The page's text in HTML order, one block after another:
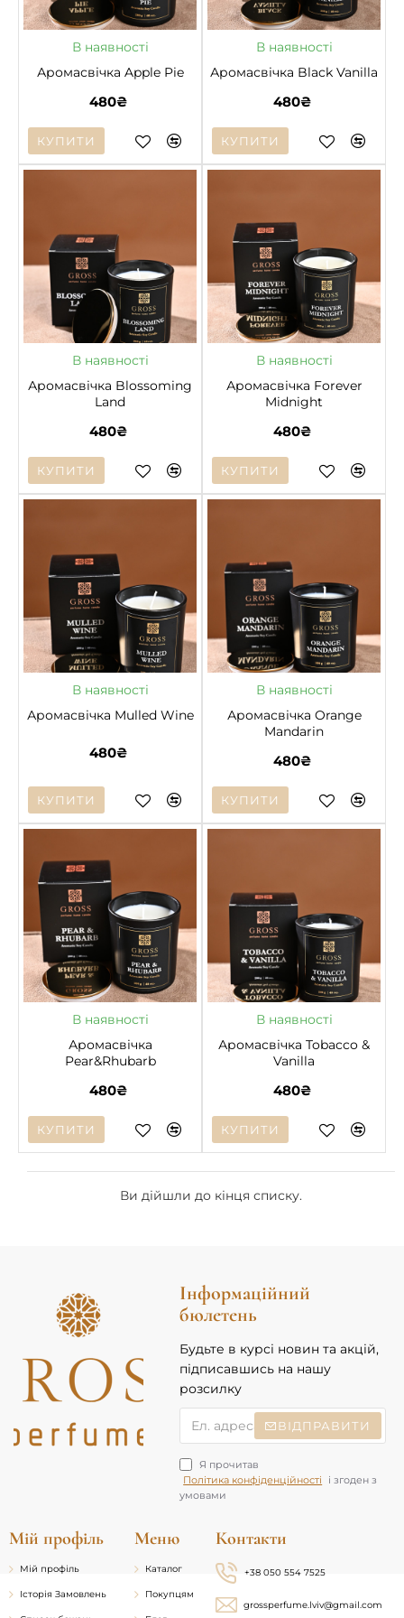
В наявності
Аромасвічка Apple Pie
480₴
КУПИТИ
В наявності
Аромасвічка Black Vanilla
480₴
КУПИТИ
В наявності
Аромасвічка Blossoming
Land
480₴
КУПИТИ
В наявності
Аромасвічка Forever
Midnight
480₴
КУПИТИ
В наявності
Аромасвічка Mulled Wine
480₴
КУПИТИ
В наявності
Аромасвічка Orange
Mandarin
480₴
КУПИТИ
В наявності
Аромасвічка
Pear&Rhubarb
480₴
КУПИТИ
В наявності
Аромасвічка Tobacco &
Vanilla
480₴
КУПИТИ
Ви дійшли до кінця списку.
Інформаційний
бюлетень
Будьте в курсі новин та акцій,
підписавшись на нашу
розсилку
адреса
ВІДПРАВИТИ
Я прочитав
Політика конфіденційності
і згоден з
умовами
Мій профіль
Мій профіль
Історія Замовлень
Меню
Каталог
Покупцям
Контакти
+38 050 554 7525
grossperfume.lviv@gmail.com